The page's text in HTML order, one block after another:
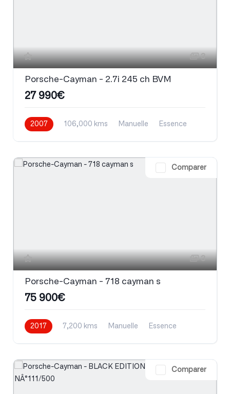
3
Porsche-Cayman - 2.7i 245 ch BVM
27 990€
2007 106,000 kms Manuelle Essence
Comparer
3
Porsche-Cayman - 718 cayman s
75 900€
2017 7,200 kms Manuelle Essence
Comparer